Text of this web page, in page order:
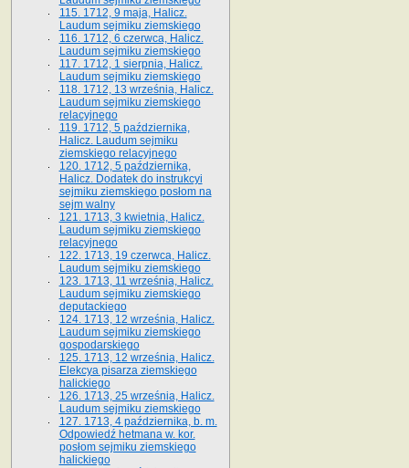
115. 1712, 9 maja, Halicz.
Laudum sejmiku ziemskiego
116. 1712, 6 czerwca, Halicz.
Laudum sejmiku ziemskiego
117. 1712, 1 sierpnia, Halicz.
Laudum sejmiku ziemskiego
118. 1712, 13 września, Halicz.
Laudum sejmiku ziemskiego
relacyjnego
119. 1712, 5 października,
Halicz. Laudum sejmiku
ziemskiego relacyjnego
120. 1712, 5 października,
Halicz. Dodatek do instrukcyi
sejmiku ziemskiego posłom na
sejm walny
121. 1713, 3 kwietnia, Halicz.
Laudum sejmiku ziemskiego
relacyjnego
122. 1713, 19 czerwca, Halicz.
Laudum sejmiku ziemskiego
123. 1713, 11 września, Halicz.
Laudum sejmiku ziemskiego
deputackiego
124. 1713, 12 września, Halicz.
Laudum sejmiku ziemskiego
gospodarskiego
125. 1713, 12 września, Halicz.
Elekcya pisarza ziemskiego
halickiego
126. 1713, 25 września, Halicz.
Laudum sejmiku ziemskiego
127. 1713, 4 października, b. m.
Odpowiedź hetmana w. kor.
posłom sejmiku ziemskiego
halickiego